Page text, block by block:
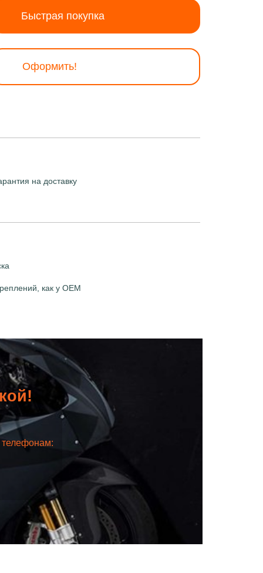
Быстрая покупка
Оформить!
на доставку
как у OEM
телефонам: